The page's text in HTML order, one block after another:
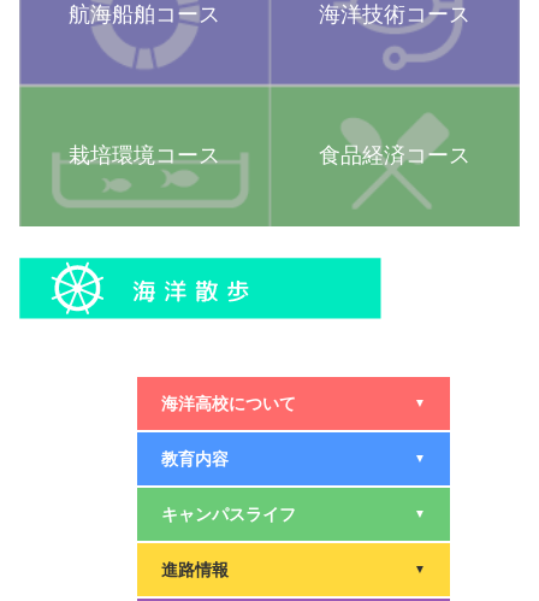
航海船舶コース 海洋技術コース
栽培環境コース 食品経済コース
海洋高校について ▼
教育内容 ▼
キャンパスライフ ▼
進路情報 ▼